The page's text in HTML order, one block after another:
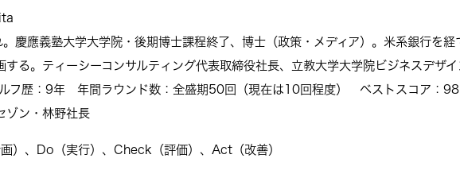
慶應義塾大学大学院・後期博士課程終了、博士（政策・メディア）。米系銀行を経
する。ティーシーコンサルティング代表取締役社長、立教大学大学院ビジネスデザ
フ歴：9年 年間ラウンド数：全盛期50回（現在は10回程度） ベストスコア：
ゾン・林野社長
）、Do（実行）、Check（評価）、Act（改善）